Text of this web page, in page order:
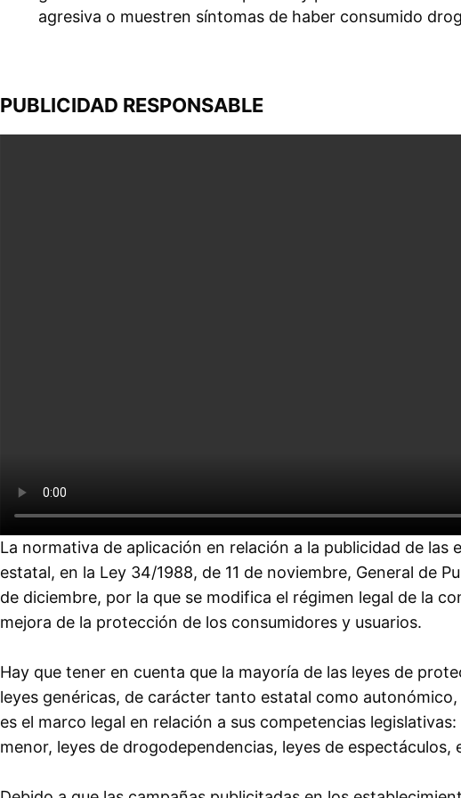
agresiva o muestren síntomas de haber consumido
PUBLICIDAD RESPONSABLE
La normativa de aplicación en relación a la publicidad de las
estatal, en la Ley 34/1988, de 11 de noviembre, General de
de diciembre, por la que se modifica el régimen legal de la
mejora de la protección de los consumidores y usuarios.
Hay que tener en cuenta que la mayoría de las leyes de
leyes genéricas, de carácter tanto estatal como
es el marco legal en relación a sus competencias
menor, leyes de drogodependencias, leyes de espectáculos,